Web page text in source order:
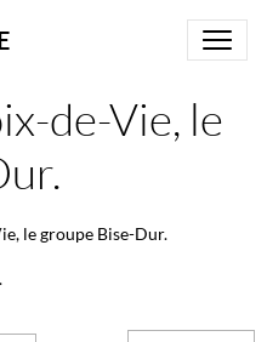
de-Vie, le